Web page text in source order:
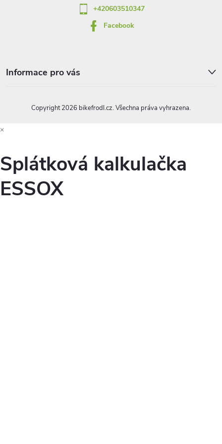
+420603510347
Facebook
Informace pro vás
Copyright 2026 bikefrodl.cz. Všechna práva vyhrazena.
×
Splátková kalkulačka
ESSOX